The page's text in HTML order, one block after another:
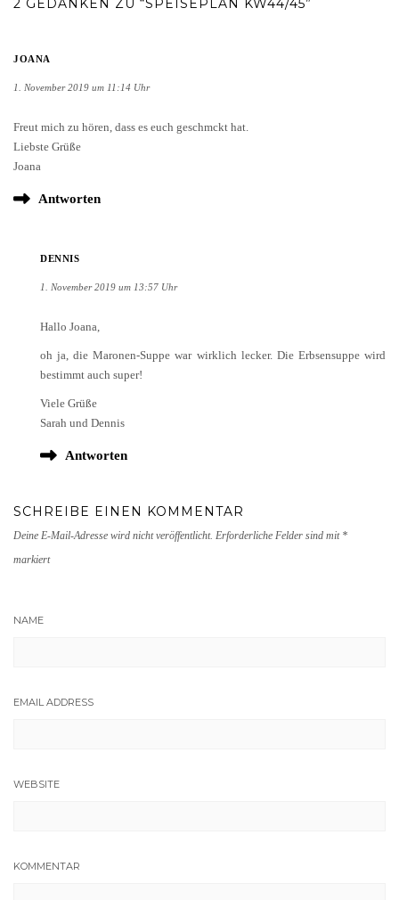
JOANA
1. November 2019 um 11:14 Uhr
Freut mich zu hören, dass es euch geschmckt hat.
Liebste Grüße
Joana
Antworten
DENNIS
1. November 2019 um 13:57 Uhr
Hallo Joana,
oh ja, die Maronen-Suppe war wirklich lecker. Die Erbsensuppe wird
bestimmt auch super!
Viele Grüße
Sarah und Dennis
Antworten
SCHREIBE EINEN KOMMENTAR
Deine E-Mail-Adresse wird nicht veröffentlicht. Erforderliche Felder sind mit *
markiert
NAME
EMAIL ADDRESS
WEBSITE
KOMMENTAR